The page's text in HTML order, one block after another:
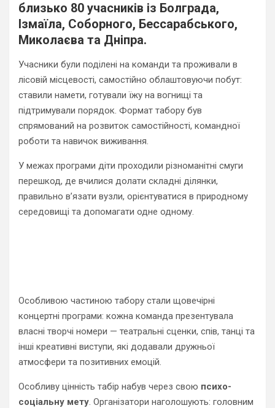
близько 80 учасників із Болграда,
Ізмаїла, Соборного, Бессарабського,
Миколаєва та Дніпра.
Учасники були поділені на команди та проживали в
лісовій місцевості, самостійно облаштовуючи побут:
ставили намети, готували їжу на вогнищі та
підтримували порядок. Формат табору був
спрямований на розвиток самостійності, командної
роботи та навичок виживання.
У межах програми діти проходили різноманітні смуги
перешкод, де вчилися долати складні ділянки,
правильно в’язати вузли, орієнтуватися в природному
середовищі та допомагати одне одному.
Особливою частиною табору стали щовечірні
концертні програми: кожна команда презентувала
власні творчі номери — театральні сценки, спів, танці та
інші креативні виступи, які додавали дружньої
атмосфери та позитивних емоцій.
Особливу цінність табір набув через свою психо-
соціальну мету. Організатори наголошують: головним